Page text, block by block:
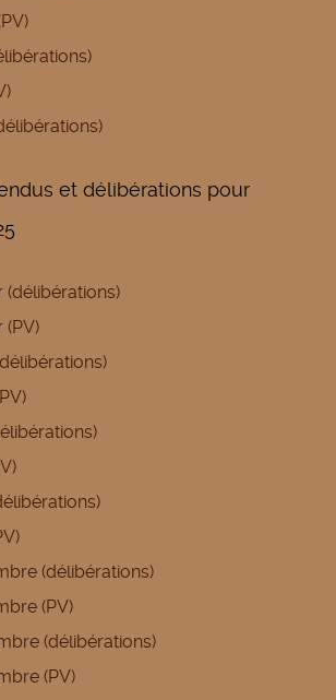
et délibérations pour
(délibérations)
(PV)
(délibérations)
(PV)
(délibérations)
(PV)